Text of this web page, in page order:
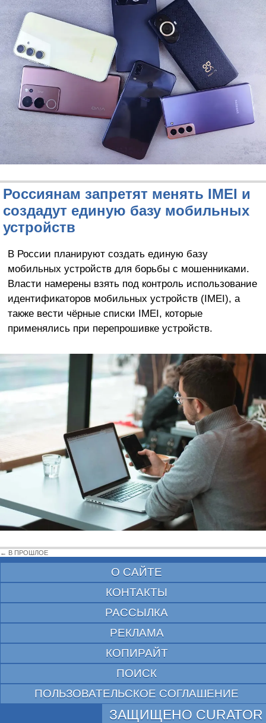
Россиянам запретят менять IMEI и
создадут единую базу мобильных
устройств
В России планируют создать единую базу
мобильных устройств для борьбы с мошенниками.
Власти намерены взять под контроль использование
идентификаторов мобильных устройств (IMEI), а
также вести чёрные списки IMEI, которые
применялись при перепрошивке устройств.
← В ПРОШЛОЕ
О САЙТЕ
КОНТАКТЫ
РАССЫЛКА
РЕКЛАМА
КОПИРАЙТ
ПОИСК
ПОЛЬЗОВАТЕЛЬСКОЕ СОГЛАШЕНИЕ
ЗАЩИЩЕНО CURATOR